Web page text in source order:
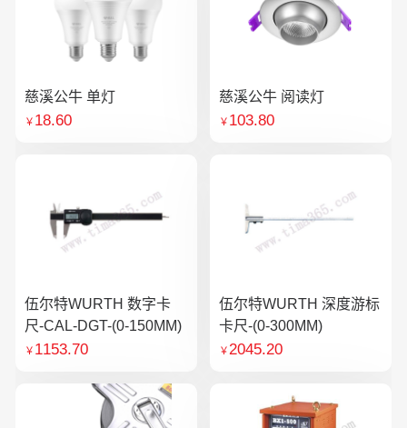
慈溪公牛 单灯
￥ 18.60
慈溪公牛 阅读灯
￥ 103.80
伍尔特WURTH 数字卡
尺-CAL-DGT-(0-150MM)
￥ 1153.70
伍尔特WURTH 深度游标
卡尺-(0-300MM)
￥2045.20